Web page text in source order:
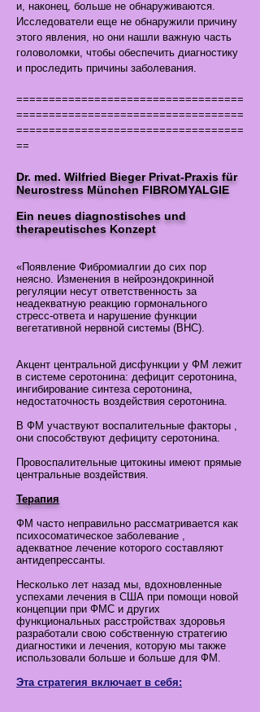
и, наконец, больше не обнаруживаются.
Исследователи еще не обнаружили причину
этого явления, но они нашли важную часть
головоломки, чтобы обеспечить диагностику
и проследить причины заболевания.
===================================
===================================
===================================
==
Dr. med. Wilfried Bieger Privat-Praxis für
Neurostress München FIBROMYALGIE
Ein neues diagnostisches und
therapeutisches Konzept
«Появление Фибромиалгии до сих пор
неясно. Изменения в нейроэндокринной
регуляции несут ответственность за
неадекватную реакцию гормонального
стресс-ответа и нарушение функции
вегетативной нервной системы (ВНС).
Акцент центральной дисфункции у ФМ лежит
в системе серотонина: дефицит серотонина,
ингибирование синтеза серотонина,
недостаточность воздействия серотонина.
В ФМ участвуют воспалительные факторы ,
они способствуют дефициту серотонина.
Провоспалительные цитокины имеют прямые
центральные воздействия.
Терапия
ФМ часто неправильно рассматривается как
психосоматическое заболевание ,
адекватное лечение которого составляют
антидепрессанты.
Несколько лет назад мы, вдохновленные
успехами лечения в США при помощи новой
концепции при ФМС и других
функциональных расстройствах здоровья
разработали свою собственную стратегию
диагностики и лечения, которую мы также
использовали больше и больше для ФМ.
Эта стратегия включает в себя: